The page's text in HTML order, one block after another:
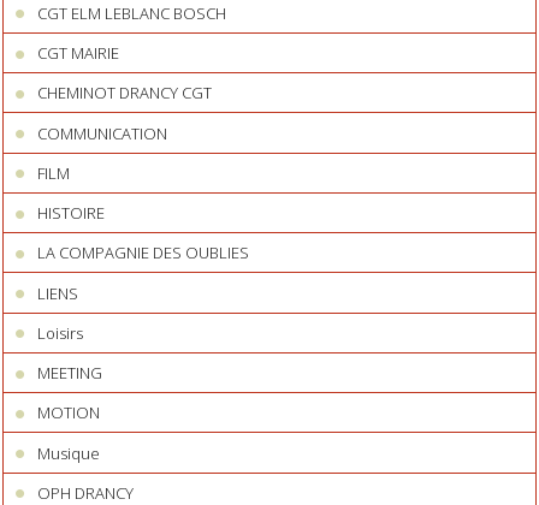
CGT ELM LEBLANC BOSCH
CGT MAIRIE
CHEMINOT DRANCY CGT
COMMUNICATION
FILM
HISTOIRE
LA COMPAGNIE DES OUBLIES
LIENS
Loisirs
MEETING
MOTION
Musique
OPH DRANCY